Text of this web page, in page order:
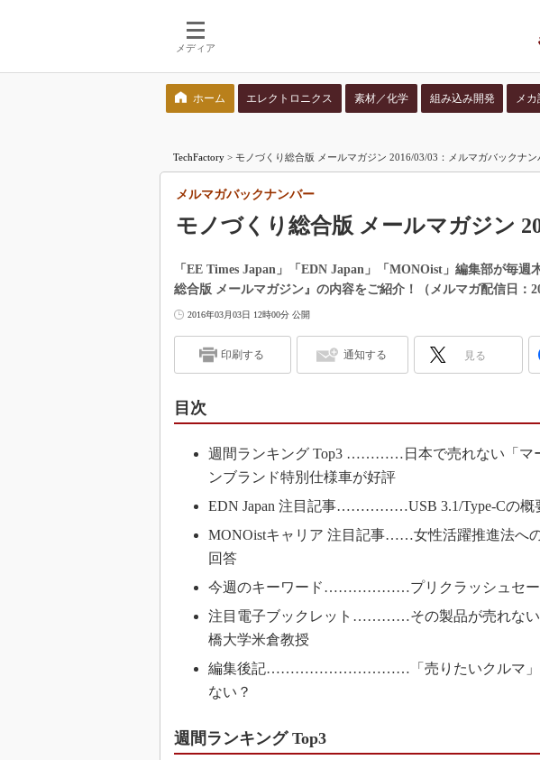
メディア
ホーム エレクトロニクス 素材／化学 組み込み開発 メ
TechFactory > モノづくり総合版 メールマガジン 2016/03/03：メルマガバックナン
モノづくり総合版 メールマガジン
メルマガバックナンバー
「EE Times Japan」「EDN Japan」「MONOist」編集部が毎
総合版 メールマガジン』の内容をご紹介！（メルマガ配信日：
2016年03月03日 12時00分 公開
印刷する 通知する 見る
目次
週間ランキング Top3 …………日本で売れない「マ
ンブランド特別仕様車が好評
EDN Japan 注目記事……………USB 3.1/Type-Cの概
MONOistキャリア 注目記事……女性活躍推進法へ
回答
今週のキーワード………………プリクラッシュセー
注目電子ブックレット…………その製品が売れな
橋大学米倉教授
編集後記…………………………「売りたいクルマ」と
ない？
週間ランキング Top3